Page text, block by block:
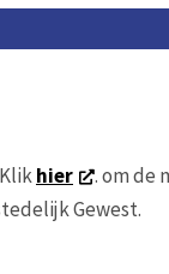
hier
. om de
Gewest.